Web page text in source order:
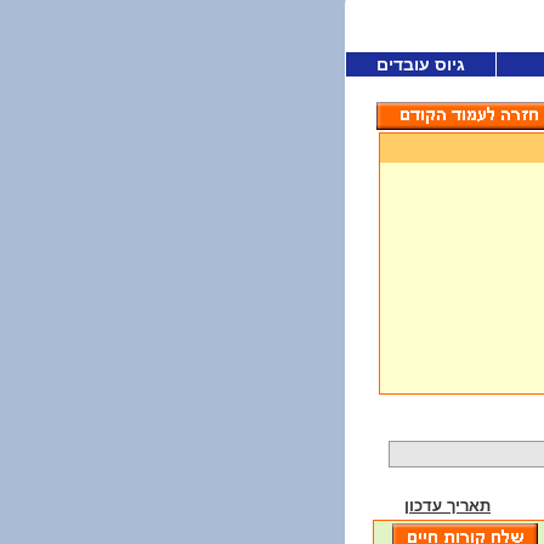
גיוס עובדים
תאריך עדכון